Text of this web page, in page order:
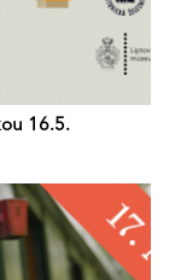
16.5.